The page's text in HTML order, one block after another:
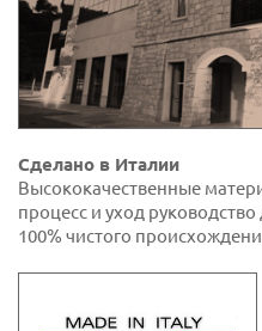
Сделано в Италии
Высококачественные
процесс и уход
100% чистого